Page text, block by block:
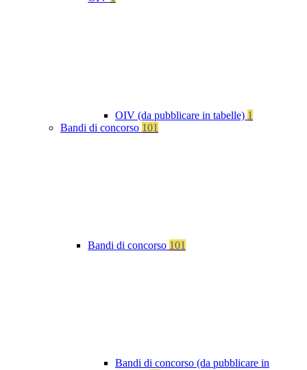
OIV (da pubblicare in tabelle) 1
Bandi di concorso 101
Bandi di concorso 101
Bandi di concorso (da pubblicare in